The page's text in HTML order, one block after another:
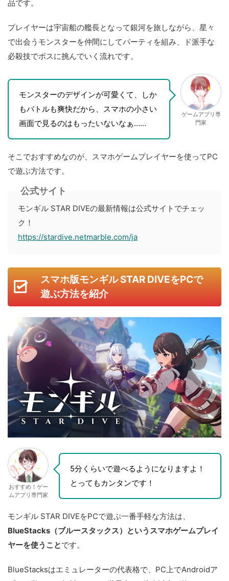
品です。
プレイヤーは宇宙船の艦長となって銀河を旅しながら、星々
で出会うモンスターを仲間にしてパーティを組み、ド派手な
必殺技でボスに挑んでいく流れです。
モンスターのデザインが可愛くて、しか
もバトルも爽快だから、スマホの小さい
画面で見るのはもったいないなぁ……
ゲームアプリ専
門家
そこでおすすめなのが、スマホゲームプレイヤーを使ってPC
で遊ぶ方法です。
公式サイト
モンギル STAR DIVEの最新情報は公式サイトでチェッ
ク！
https://stardive.netmarble.com/ja
スマホ版モンギル STAR DIVEをPCで
遊ぶ方法を紹介
おすすめ！ゲー
ムアプリ専門家
5分くらいで遊べるようになりますよ！
とってもカンタンです！
モンギル STAR DIVEをPCで遊ぶ一番手軽な方法は、
BlueStacks（ブルースタックス）というスマホゲームプレイ
ヤーを使うことです。
BlueStacksはエミュレーターの代表格で、PC上でAndroidア